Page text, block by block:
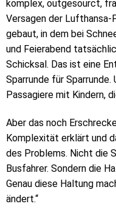
komplex, outgesourct,
Versagen der Lufthansa-
gebaut, in dem bei
und Feierabend
Schicksal. Das ist eine
Sparrunde für
Passagiere mit Kindern,
Aber das noch
Komplexität erklärt und
des Problems. Nicht die
Busfahrer. Sondern die
Genau diese Haltung
ändert.“